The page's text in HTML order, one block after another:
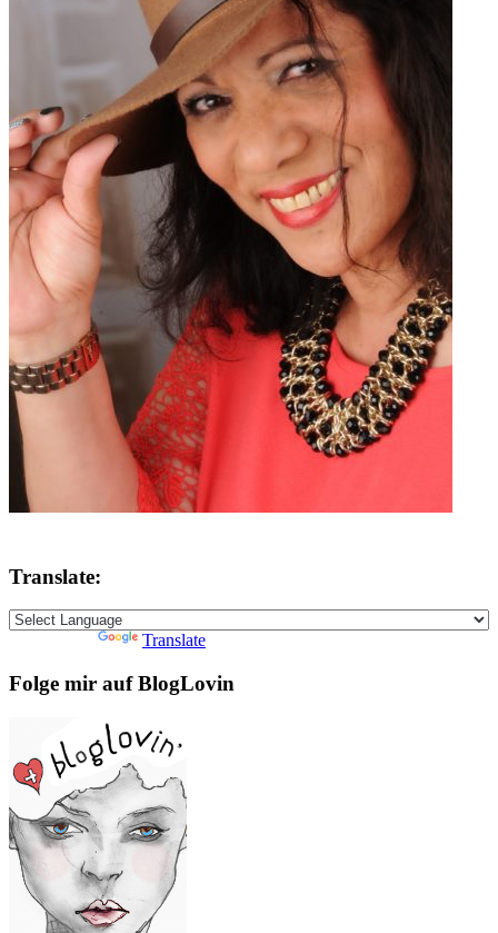
Translate:
Translate
Folge mir auf BlogLovin